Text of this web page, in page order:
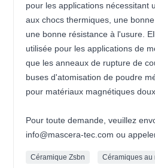
pour les applications nécessitant
aux chocs thermiques, une
une bonne résistance à l'usure.
utilisée pour les applications de
que les anneaux de rupture de
buses d'atomisation de poudre
pour matériaux magnétiques
Pour toute demande, veuillez
info@mascera-tec.com ou
Céramique Zsbn Céramiques au